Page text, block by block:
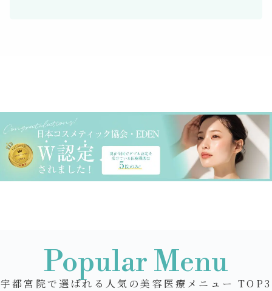
Popular Menu
宇都宮院で選ばれる人気の美容医療メニュー TOP3